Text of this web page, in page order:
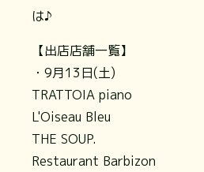
は♪
【出店店舗一覧】
・9月13日(土)
TRATTOIA piano
L'Oiseau Bleu
THE SOUP.
Restaurant Barbizon